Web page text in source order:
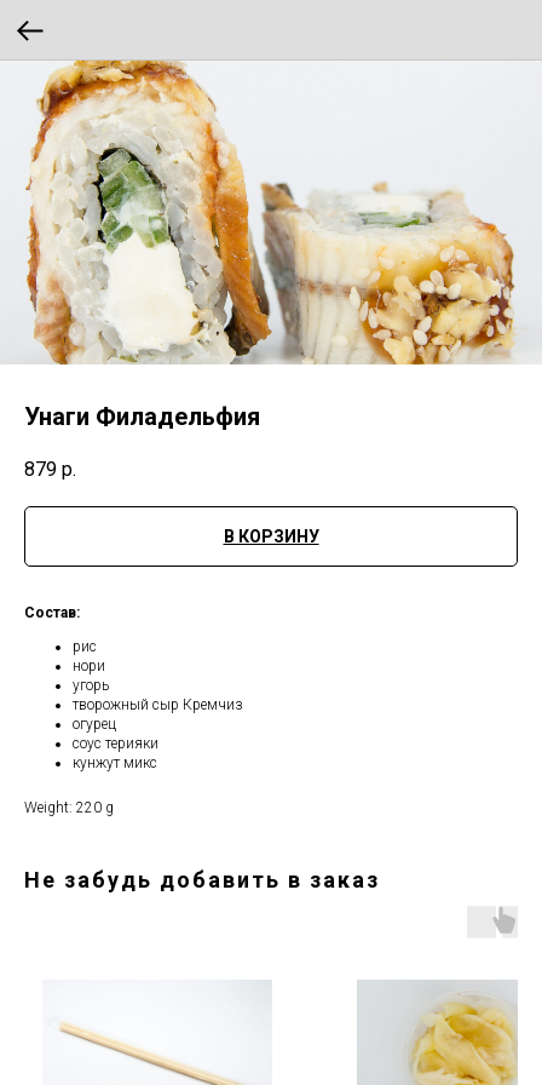
Унаги Филадельфия
879 р.
В КОРЗИНУ
Состав:
рис
нори
угорь
творожный сыр Кремчиз
огурец
соус терияки
кунжут микс
Weight: 220 g
Не забудь добавить в заказ